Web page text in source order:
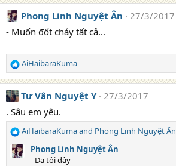
a
c
t
i
n
s
:
Phong Linh Nguyệt Ân
27/3/2017
- Muốn đốt cháy tất cả...
R
e
a
c
t
i
o
n
s
AiHaibaraKuma
Tư Vân Nguyệt Y 27/3/2017
. Sâu em yêu.
R
e
a
AiHaibaraKumaand Phong Linh Nguyệt Ân
Phong Linh Nguyệt Ân
- Dạ tôi đây